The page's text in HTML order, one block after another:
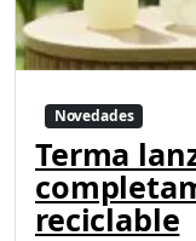
Novedades
Terma
reciclable